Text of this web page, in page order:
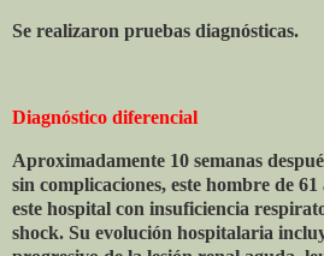
Se realizaron pruebas diagnósticas.
Diagnóstico diferencial
Aproximadamente 10 semanas
sin complicaciones, este hombre de
este hospital con insuficiencia
shock. Su evolución hospitalaria